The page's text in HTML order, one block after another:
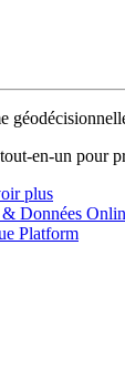
en-un pour
plus
& Données
Platform